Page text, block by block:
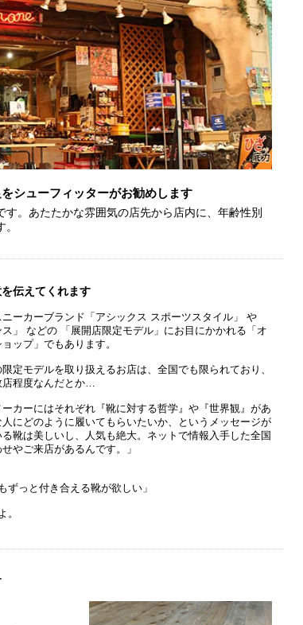
シューフィッターがお勧めします
。あたたかな雰囲気の店先から店内に、年齢性別
伝えてくれます
ーカーブランド「アシックス スポーツスタイル」 や
ス」 などの 「展開店限定モデル」にお目にかかれる「オ
ップ」でもあります。
定モデルを取り扱えるお店は、全国でも限られており、
程度なんだとか…
ーカーにはそれぞれ『靴に対する哲学』や『世界観』があ
人にどのように履いてもらいたいか、というメッセージが
靴は美しいし、人気も絶大。ネットで情報入手した全国
やご来店があるんです。」
ずっと付き合える靴が欲しい」
。